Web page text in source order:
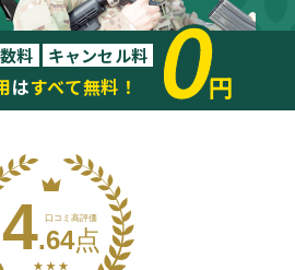
料 キャンセル料
はすべて無料！ 0
円